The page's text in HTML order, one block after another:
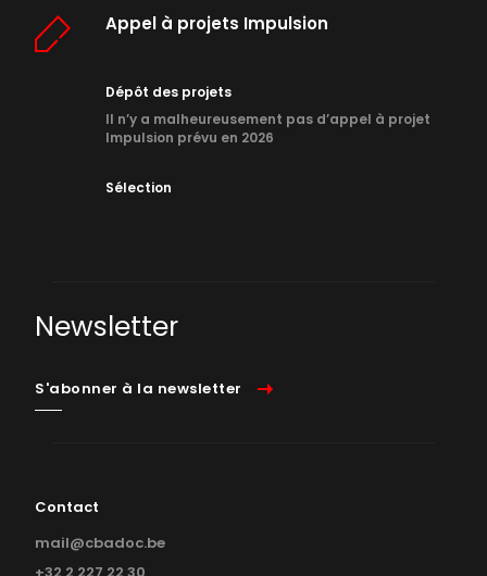
Appel à projets Impulsion
Dépôt des projets
Il n’y a malheureusement pas d’appel à projet
Impulsion prévu en 2026
Sélection
Newsletter
S'abonner à la newsletter
Contact
mail@cbadoc.be